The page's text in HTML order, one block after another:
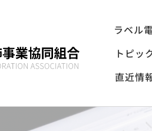
ラベル
トピッ
直近情